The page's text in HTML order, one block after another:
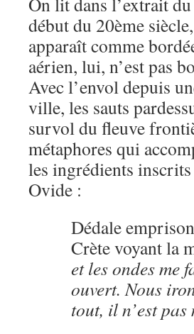
début du 20ème
apparaît comme
aérien, lui, n’est pas
Avec l’envol depuis
ville, les sauts
survol du fleuve
métaphores qui
les ingrédients
Ovide :
Dédale
Crète voyant la
et les ondes me
ouvert. Nous
tout, il n’est